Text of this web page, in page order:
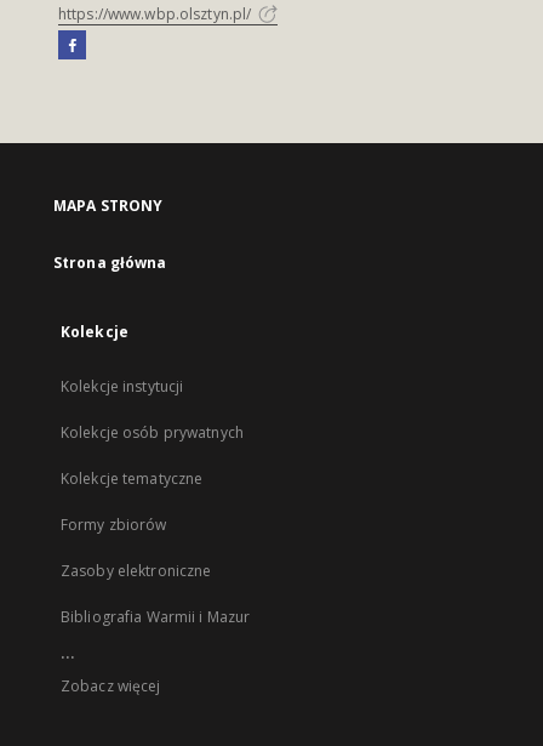
https://www.wbp.olsztyn.pl/
MAPA STRONY
Strona główna
Kolekcje
Kolekcje instytucji
Kolekcje osób prywatnych
Kolekcje tematyczne
Formy zbiorów
Zasoby elektroniczne
Bibliografia Warmii i Mazur
...
Zobacz więcej